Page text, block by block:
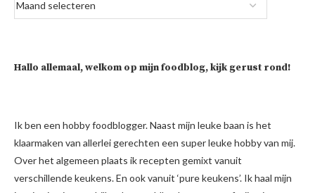
Hallo allemaal, welkom op mijn foodblog, kijk gerust rond!
Ik ben een hobby foodblogger. Naast mijn leuke baan is het
klaarmaken van allerlei gerechten een super leuke hobby van mij.
Over het algemeen plaats ik recepten gemixt vanuit
verschillende keukens. En ook vanuit ‘pure keukens’. Ik haal mijn